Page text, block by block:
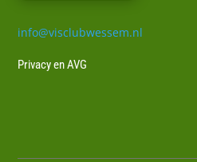
info@visclubwessem.nl
Privacy en AVG